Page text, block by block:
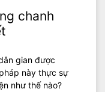
chanh
gian được
này thực sự
như thế nào?